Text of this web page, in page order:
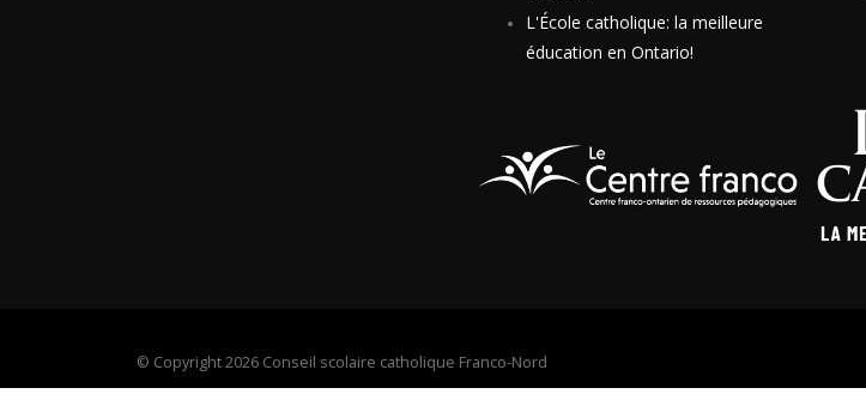
L'École catholique: la meilleure
éducation en Ontario!
© Copyright 2026 Conseil scolaire catholique Franco-Nord